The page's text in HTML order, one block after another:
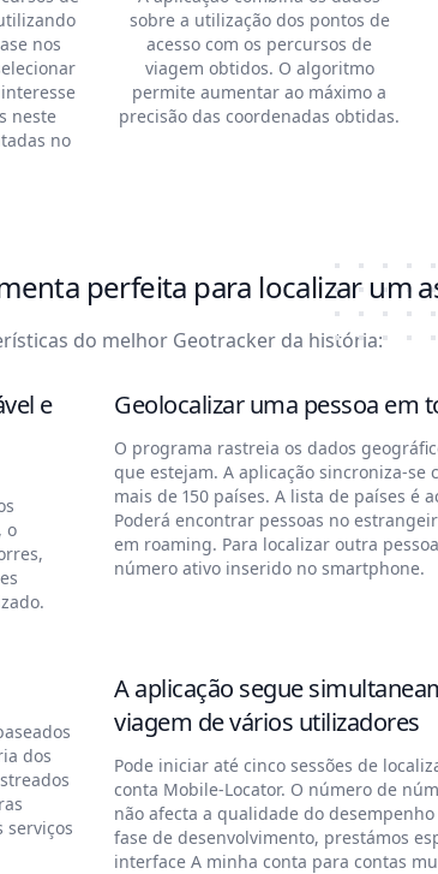
nos
neste
no
sobre a utilização dos pontos de
acesso com os percursos de
viagem obtidos. O algoritmo
permite aumentar ao máximo a
precisão das coordenadas obtidas.
perfeita para localizar um
do melhor Geotracker da história:
e
o
Geolocalizar uma pessoa em
O programa rastreia os dados
que estejam. A aplicação sincroniza-se
mais de 150 países. A lista de países é
Poderá encontrar pessoas no
em roaming. Para localizar outra
número ativo inserido no smartphone.
dos
serviços
A aplicação segue
viagem de vários utilizadores
Pode iniciar até cinco sessões de
conta Mobile-Locator. O número de
não afecta a qualidade do
fase de desenvolvimento, prestámos
interface A minha conta para contas